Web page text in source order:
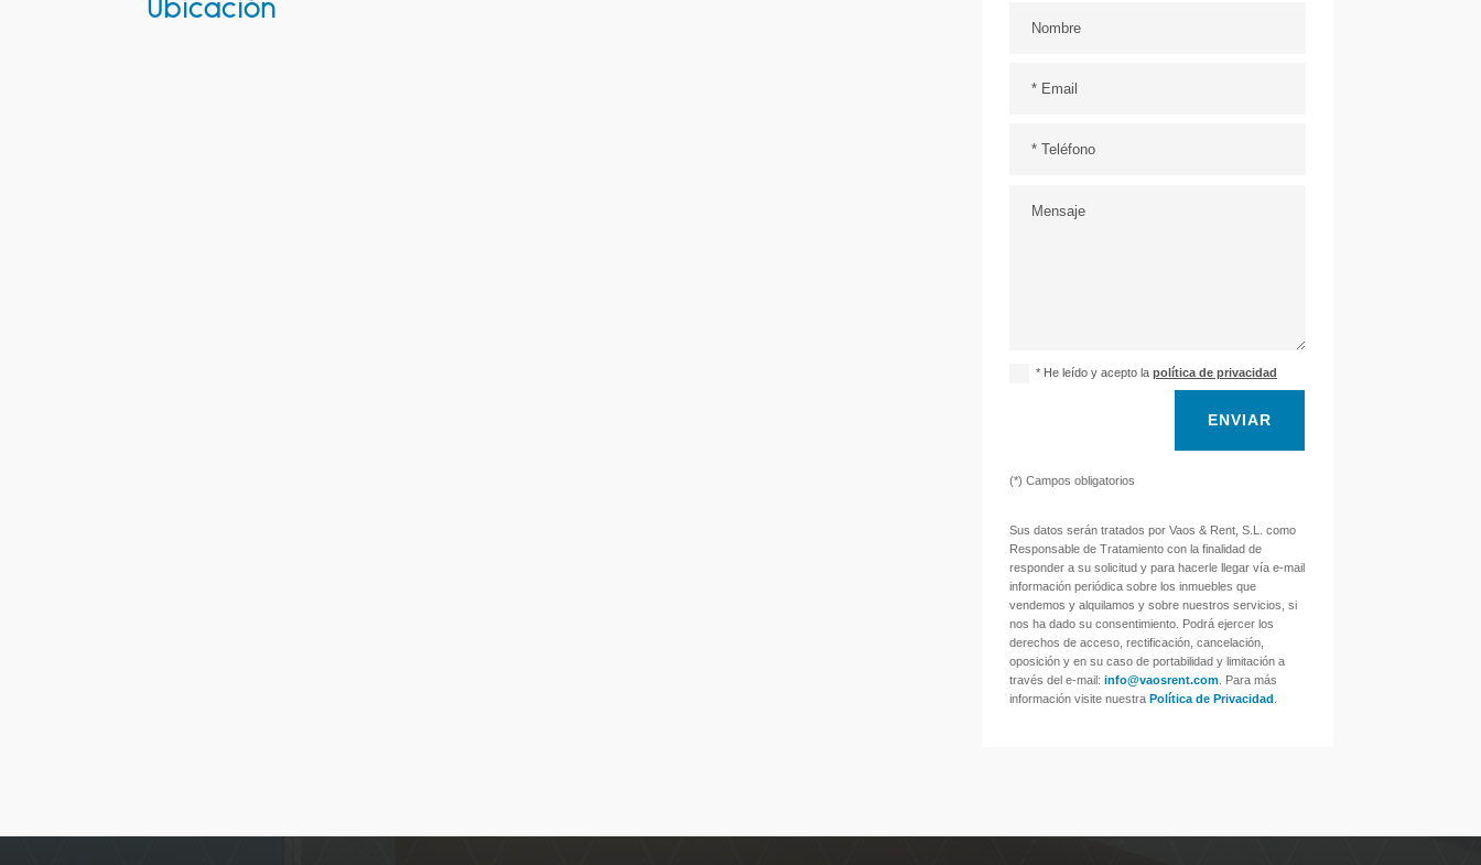
Ubicación
* He leído y acepto la política de privacidad
ENVIAR
(*) Campos obligatorios
Sus datos serán tratados por Vaos & Rent, S.L. como
Responsable de Tratamiento con la finalidad de
responder a su solicitud y para hacerle llegar vía e-mail
información periódica sobre los inmuebles que
vendemos y alquilamos y sobre nuestros servicios, si
nos ha dado su consentimiento. Podrá ejercer los
derechos de acceso, rectificación, cancelación,
oposición y en su caso de portabilidad y limitación a
través del e-mail: info@vaosrent.com. Para más
información visite nuestra Política de Privacidad